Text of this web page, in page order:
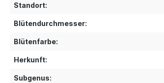
Standort:
Blütendurchmesser:
Blütenfarbe:
Herkunft:
Subgenus: